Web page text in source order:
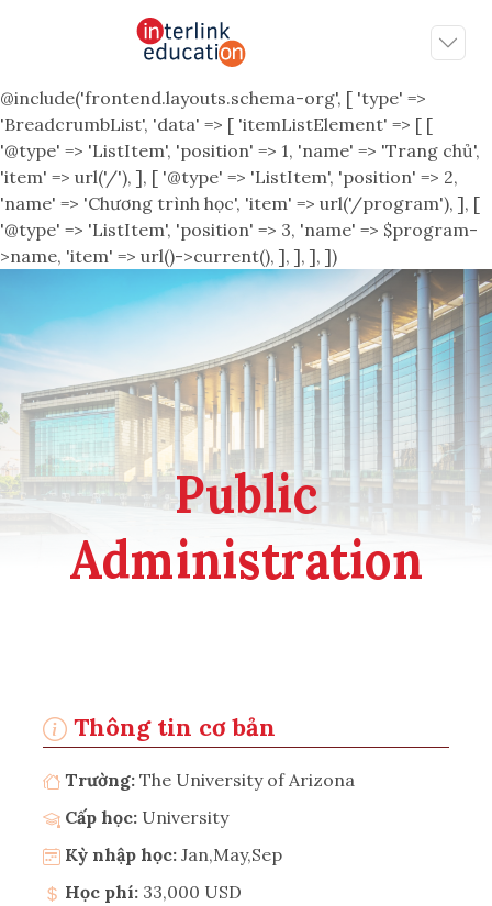
@include('frontend.layouts.schema-org', [ 'type' =>
'BreadcrumbList', 'data' => [ 'itemListElement' => [ [
'@type' => 'ListItem', 'position' => 1, 'name' => 'Trang chủ',
'item' => url('/'), ], [ '@type' => 'ListItem', 'position' => 2,
'name' => 'Chương trình học', 'item' => url('/program'), ], [
'@type' => 'ListItem', 'position' => 3, 'name' => $program-
>name, 'item' => url()->current(), ], ], ], ])
Public
Administration
Thông tin cơ bản
Trường: The University of Arizona
Cấp học: University
Kỳ nhập học: Jan,May,Sep
Học phí: 33,000 USD